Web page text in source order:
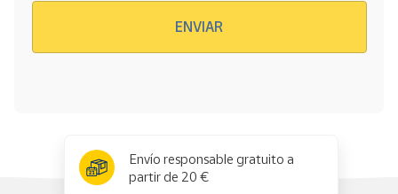
ENVIAR
Envío responsable gratuito a
partir de 20 €